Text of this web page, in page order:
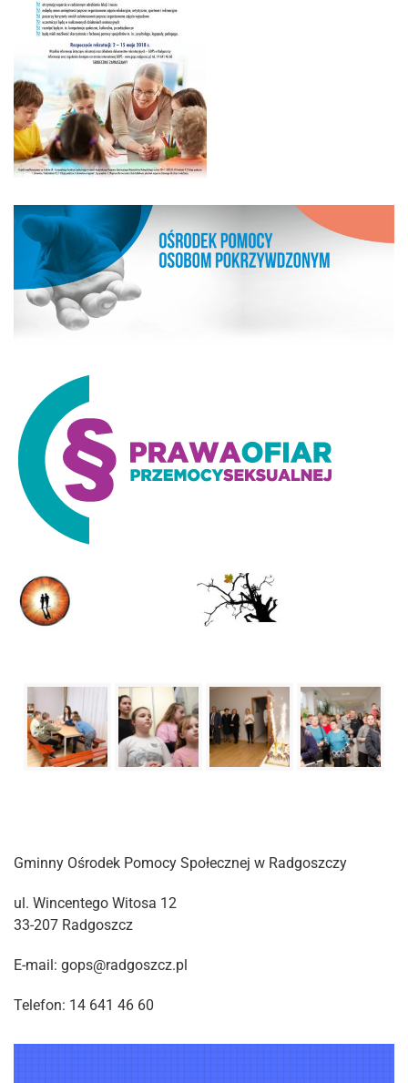
Gminny Ośrodek Pomocy Społecznej w Radgoszczy
ul. Wincentego Witosa 12
33-207 Radgoszcz
E-mail: gops@radgoszcz.pl
Telefon: 14 641 46 60